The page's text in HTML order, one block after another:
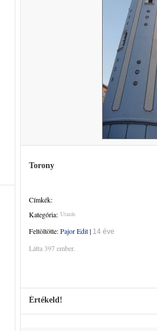
Torony
Címkék:
Kategória: Utazás
Feltöltötte:Pajor Edit| 14 éve
Látta 397 ember.
Értékeld!